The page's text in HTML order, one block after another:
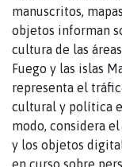
manuscritos,
objetos informan
cultura de las
Fuego y las islas
representa el
cultural y política
modo, considera
y los objetos
en curso sobre